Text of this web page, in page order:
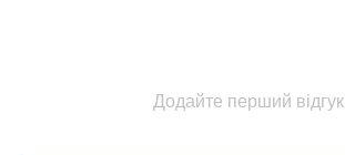
Додайте перший відгук